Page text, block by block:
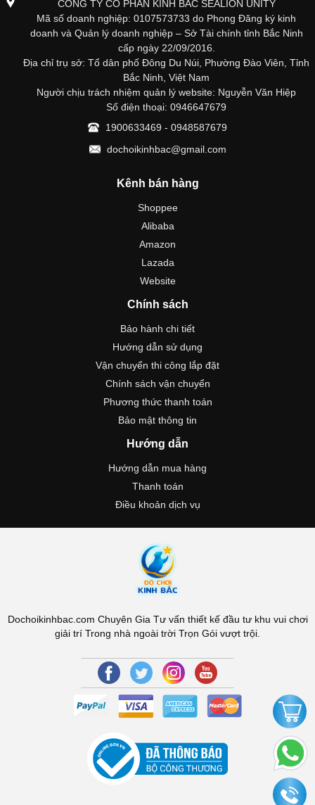
CÔNG TY CỔ PHẦN KINH BẮC SEALION UNITY
Mã số doanh nghiệp: 0107573733 do Phong Đăng ký kinh
doanh và Quản lý doanh nghiệp – Sở Tài chính tỉnh Bắc Ninh
cấp ngày 22/09/2016.
Địa chỉ trụ sở: Tổ dân phố Đông Du Núi, Phường Đào Viên, Tỉnh
Bắc Ninh, Việt Nam
Người chịu trách nhiệm quản lý website: Nguyễn Văn Hiệp
Số điện thoại: 0946647679
1900633469 - 0948587679
dochoikinhbac@gmail.com
Kênh bán hàng
Shoppee
Alibaba
Amazon
Lazada
Website
Chính sách
Bảo hành chi tiết
Hướng dẫn sử dụng
Vận chuyển thi công lắp đặt
Chính sách vận chuyển
Phương thức thanh toán
Bảo mật thông tin
Hướng dẫn
Hướng dẫn mua hàng
Thanh toán
Điều khoản dịch vụ
Dochoikinhbac.com Chuyên Gia Tư vấn thiết kế đầu tư khu vui chơi
giải trí Trong nhà ngoài trời Trọn Gói vượt trội.